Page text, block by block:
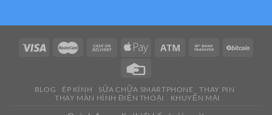
BLOG ÉP KÍNH SỬA CHỮA SMARTPHONE
THAY PIN
THAY MÀN HÌNH ĐIỆN THOẠI
KHUYẾN MẠI